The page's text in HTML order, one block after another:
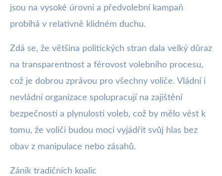
jsou na vysoké úrovni a předvolební kampaň
probíhá v relativně klidném duchu.
Zdá se, že většina politických stran dala velký důraz
na transparentnost a férovost volebního procesu,
což je dobrou zprávou pro všechny voliče. Vládní i
nevládní organizace spolupracují na zajištění
bezpečnosti a plynulosti voleb, což by mělo vést k
tomu, že voliči budou moci vyjádřit svůj hlas bez
obav z manipulace nebo zásahů.
Zánik tradičních koalic